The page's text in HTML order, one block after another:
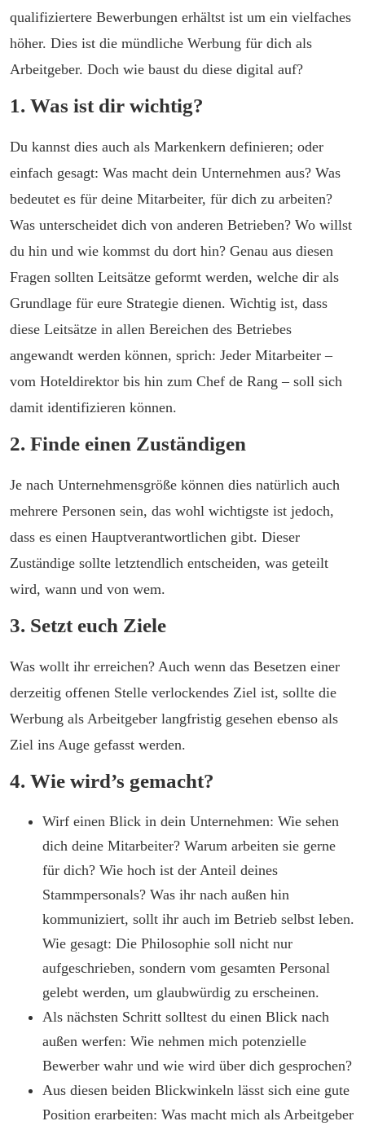
qualifiziertere Bewerbungen erhältst ist um ein vielfaches
höher. Dies ist die mündliche Werbung für dich als
Arbeitgeber. Doch wie baust du diese digital auf?
1. Was ist dir wichtig?
Du kannst dies auch als Markenkern definieren; oder
einfach gesagt: Was macht dein Unternehmen aus? Was
bedeutet es für deine Mitarbeiter, für dich zu arbeiten?
Was unterscheidet dich von anderen Betrieben? Wo willst
du hin und wie kommst du dort hin? Genau aus diesen
Fragen sollten Leitsätze geformt werden, welche dir als
Grundlage für eure Strategie dienen. Wichtig ist, dass
diese Leitsätze in allen Bereichen des Betriebes
angewandt werden können, sprich: Jeder Mitarbeiter –
vom Hoteldirektor bis hin zum Chef de Rang – soll sich
damit identifizieren können.
2. Finde einen Zuständigen
Je nach Unternehmensgröße können dies natürlich auch
mehrere Personen sein, das wohl wichtigste ist jedoch,
dass es einen Hauptverantwortlichen gibt. Dieser
Zuständige sollte letztendlich entscheiden, was geteilt
wird, wann und von wem.
3. Setzt euch Ziele
Was wollt ihr erreichen? Auch wenn das Besetzen einer
derzeitig offenen Stelle verlockendes Ziel ist, sollte die
Werbung als Arbeitgeber langfristig gesehen ebenso als
Ziel ins Auge gefasst werden.
4. Wie wird’s gemacht?
Wirf einen Blick in dein Unternehmen: Wie sehen
dich deine Mitarbeiter? Warum arbeiten sie gerne
für dich? Wie hoch ist der Anteil deines
Stammpersonals? Was ihr nach außen hin
kommuniziert, sollt ihr auch im Betrieb selbst leben.
Wie gesagt: Die Philosophie soll nicht nur
aufgeschrieben, sondern vom gesamten Personal
gelebt werden, um glaubwürdig zu erscheinen.
Als nächsten Schritt solltest du einen Blick nach
außen werfen: Wie nehmen mich potenzielle
Bewerber wahr und wie wird über dich gesprochen?
Aus diesen beiden Blickwinkeln lässt sich eine gute
Position erarbeiten: Was macht mich als Arbeitgeber